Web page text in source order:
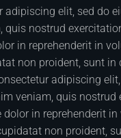
elit, sed do
nostrud
in reprehenderit in
non proident, sunt
adipiscing
veniam, quis
in reprehenderit
non proident,